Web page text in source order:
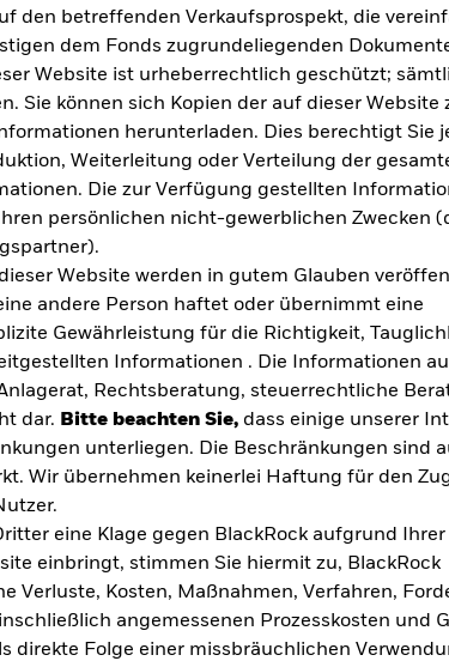
den betreffenden Verkaufsprospekt, die
dem Fonds zugrundeliegenden
Website ist urheberrechtlich geschützt;
Sie können sich Kopien der auf dieser Website
herunterladen. Dies berechtigt Sie
Weiterleitung oder Verteilung der
Die zur Verfügung gestellten
persönlichen nicht-gewerblichen Zwecken
Website werden in gutem Glauben
andere Person haftet oder übernimmt eine
Gewährleistung für die Richtigkeit,
Informationen . Die Informationen
Rechtsberatung, steuerrechtliche
dar. Bitte beachten Sie, dass einige unserer
unterliegen. Die Beschränkungen sind
Wir übernehmen keinerlei Haftung für den
eine Klage gegen BlackRock aufgrund Ihrer
einbringt, stimmen Sie hiermit zu, BlackRock
Verluste, Kosten, Maßnahmen, Verfahren,
angemessenen Prozesskosten und
direkte Folge einer missbräuchlichen